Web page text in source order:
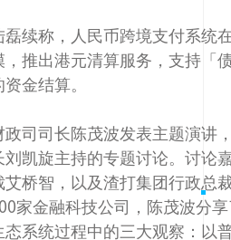
磊续称，人民币跨境支付系统
，推出港元清算服务，支持「
金结算。
政司司长陈茂波发表主题演讲
刘凯旋主持的专题讨论。讨论
艾桥智，以及渣打集团行政总
家金融科技公司，陈茂波分
态系统过程中的三大观察：以